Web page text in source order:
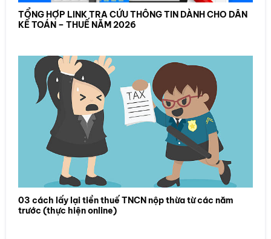
TỔNG HỢP LINK TRA CỨU THÔNG TIN DÀNH CHO DÂN
KẾ TOÁN – THUẾ NĂM 2026
03 cách lấy lại tiền thuế TNCN nộp thừa từ các năm
trước (thực hiện online)